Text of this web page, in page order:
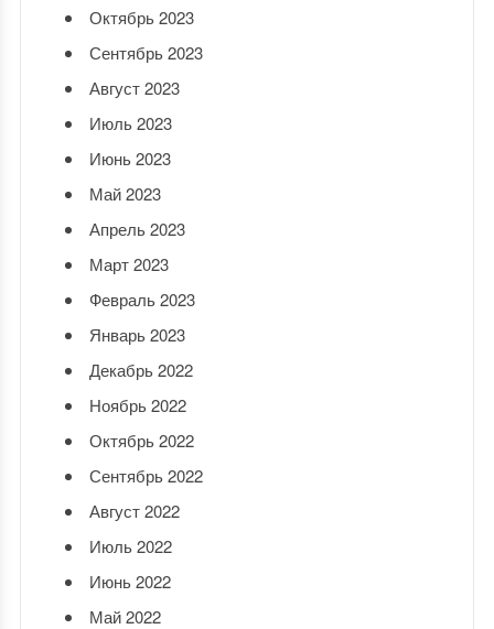
Октябрь 2023
Сентябрь 2023
Август 2023
Июль 2023
Июнь 2023
Май 2023
Апрель 2023
Март 2023
Февраль 2023
Январь 2023
Декабрь 2022
Ноябрь 2022
Октябрь 2022
Сентябрь 2022
Август 2022
Июль 2022
Июнь 2022
Май 2022